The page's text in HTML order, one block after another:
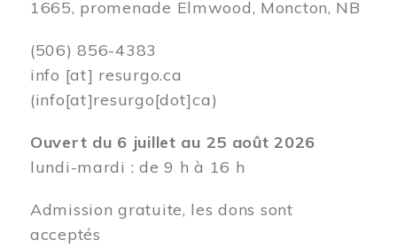
1665, promenade Elmwood, Moncton, NB
(506) 856-4383
info [at] resurgo.ca
(info[at]resurgo[dot]ca)
Ouvert du 6 juillet au 25 août 2026
lundi-mardi : de 9 h à 16 h
Admission gratuite, les dons sont
acceptés